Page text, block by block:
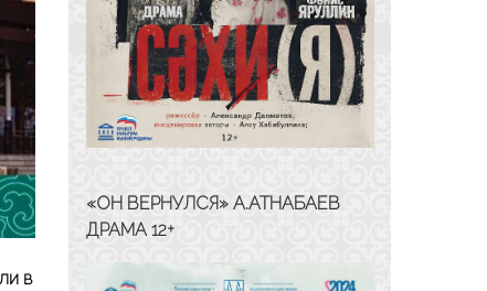
в
«ОН ВЕРНУЛСЯ» А.АТНАБАЕВ
ДРАМА 12+